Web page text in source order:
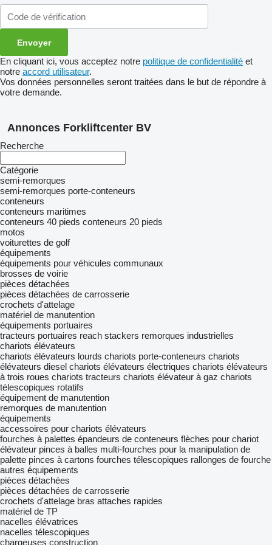
En cliquant ici, vous acceptez notre politique de confidentialité et
notre accord utilisateur.
Vos données personnelles seront traitées dans le but de répondre à
votre demande.
Annonces Forkliftcenter BV
Recherche
Catégorie
semi-remorques
semi-remorques porte-conteneurs
conteneurs
conteneurs maritimes
conteneurs 40 pieds conteneurs 20 pieds
motos
voiturettes de golf
équipements
équipements pour véhicules communaux
brosses de voirie
pièces détachées
pièces détachées de carrosserie
crochets d'attelage
matériel de manutention
équipements portuaires
tracteurs portuaires reach stackers remorques industrielles
chariots élévateurs
chariots élévateurs lourds chariots porte-conteneurs chariots
élévateurs diesel chariots élévateurs électriques chariots élévateurs
à trois roues chariots tracteurs chariots élévateur à gaz chariots
télescopiques rotatifs
équipement de manutention
remorques de manutention
équipements
accessoires pour chariots élévateurs
fourches à palettes épandeurs de conteneurs flèches pour chariot
élévateur pinces à balles multi-fourches pour la manipulation de
palette pinces à cartons fourches télescopiques rallonges de fourche
autres équipements
pièces détachées
pièces détachées de carrosserie
crochets d'attelage bras attaches rapides
matériel de TP
nacelles élévatrices
nacelles télescopiques
chargeuses construction